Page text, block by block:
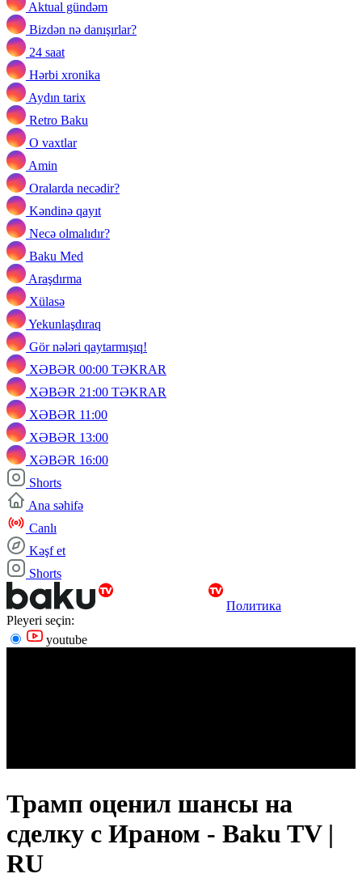
Aktual gündəm
Bizdən nə danışırlar?
24 saat
Hərbi xronika
Aydın tarix
Retro Baku
O vaxtlar
Amin
Oralarda necədir?
Kəndinə qayıt
Necə olmalıdır?
Baku Med
Araşdırma
Xülasə
Yekunlaşdıraq
Gör nələri qaytarmışıq!
XƏBƏR 00:00 TƏKRAR
XƏBƏR 21:00 TƏKRAR
XƏBƏR 11:00
XƏBƏR 13:00
XƏBƏR 16:00
Shorts
Ana səhifə
Canlı
Kəşf et
Shorts
Политика
Pleyeri seçin:
youtube
Трамп оценил шансы на
сделку с Ираном - Baku TV |
RU